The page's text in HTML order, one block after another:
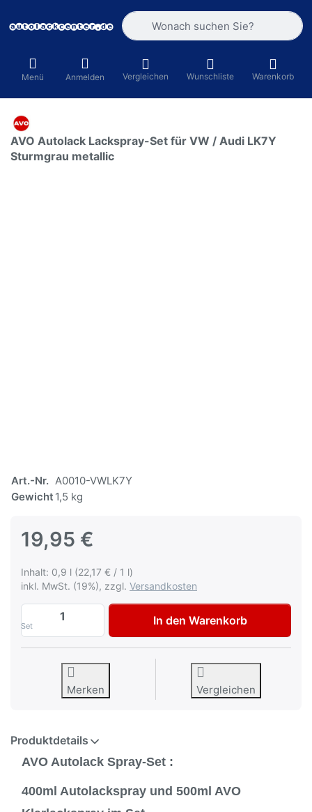
Geben Sie einen Suchbegriff ein.
Menü Anmelden Vergleichen Wunschliste Warenkorb
AVO Autolack Lackspray-Set für VW / Audi LK7Y
Sturmgrau metallic
Art.-Nr. A0010-VWLK7Y
Gewicht 1,5 kg
19,95 €
Inhalt: 0,9 l (22,17 € / 1 l)
inkl. MwSt. (19%), zzgl. Versandkosten
Set
AVO Autolack Lackspray-Set für VW /
In den Warenkorb
Merken Vergleichen
Produktdetails
AVO Autolack Spray-Set :
400ml Autolackspray und 500ml AVO